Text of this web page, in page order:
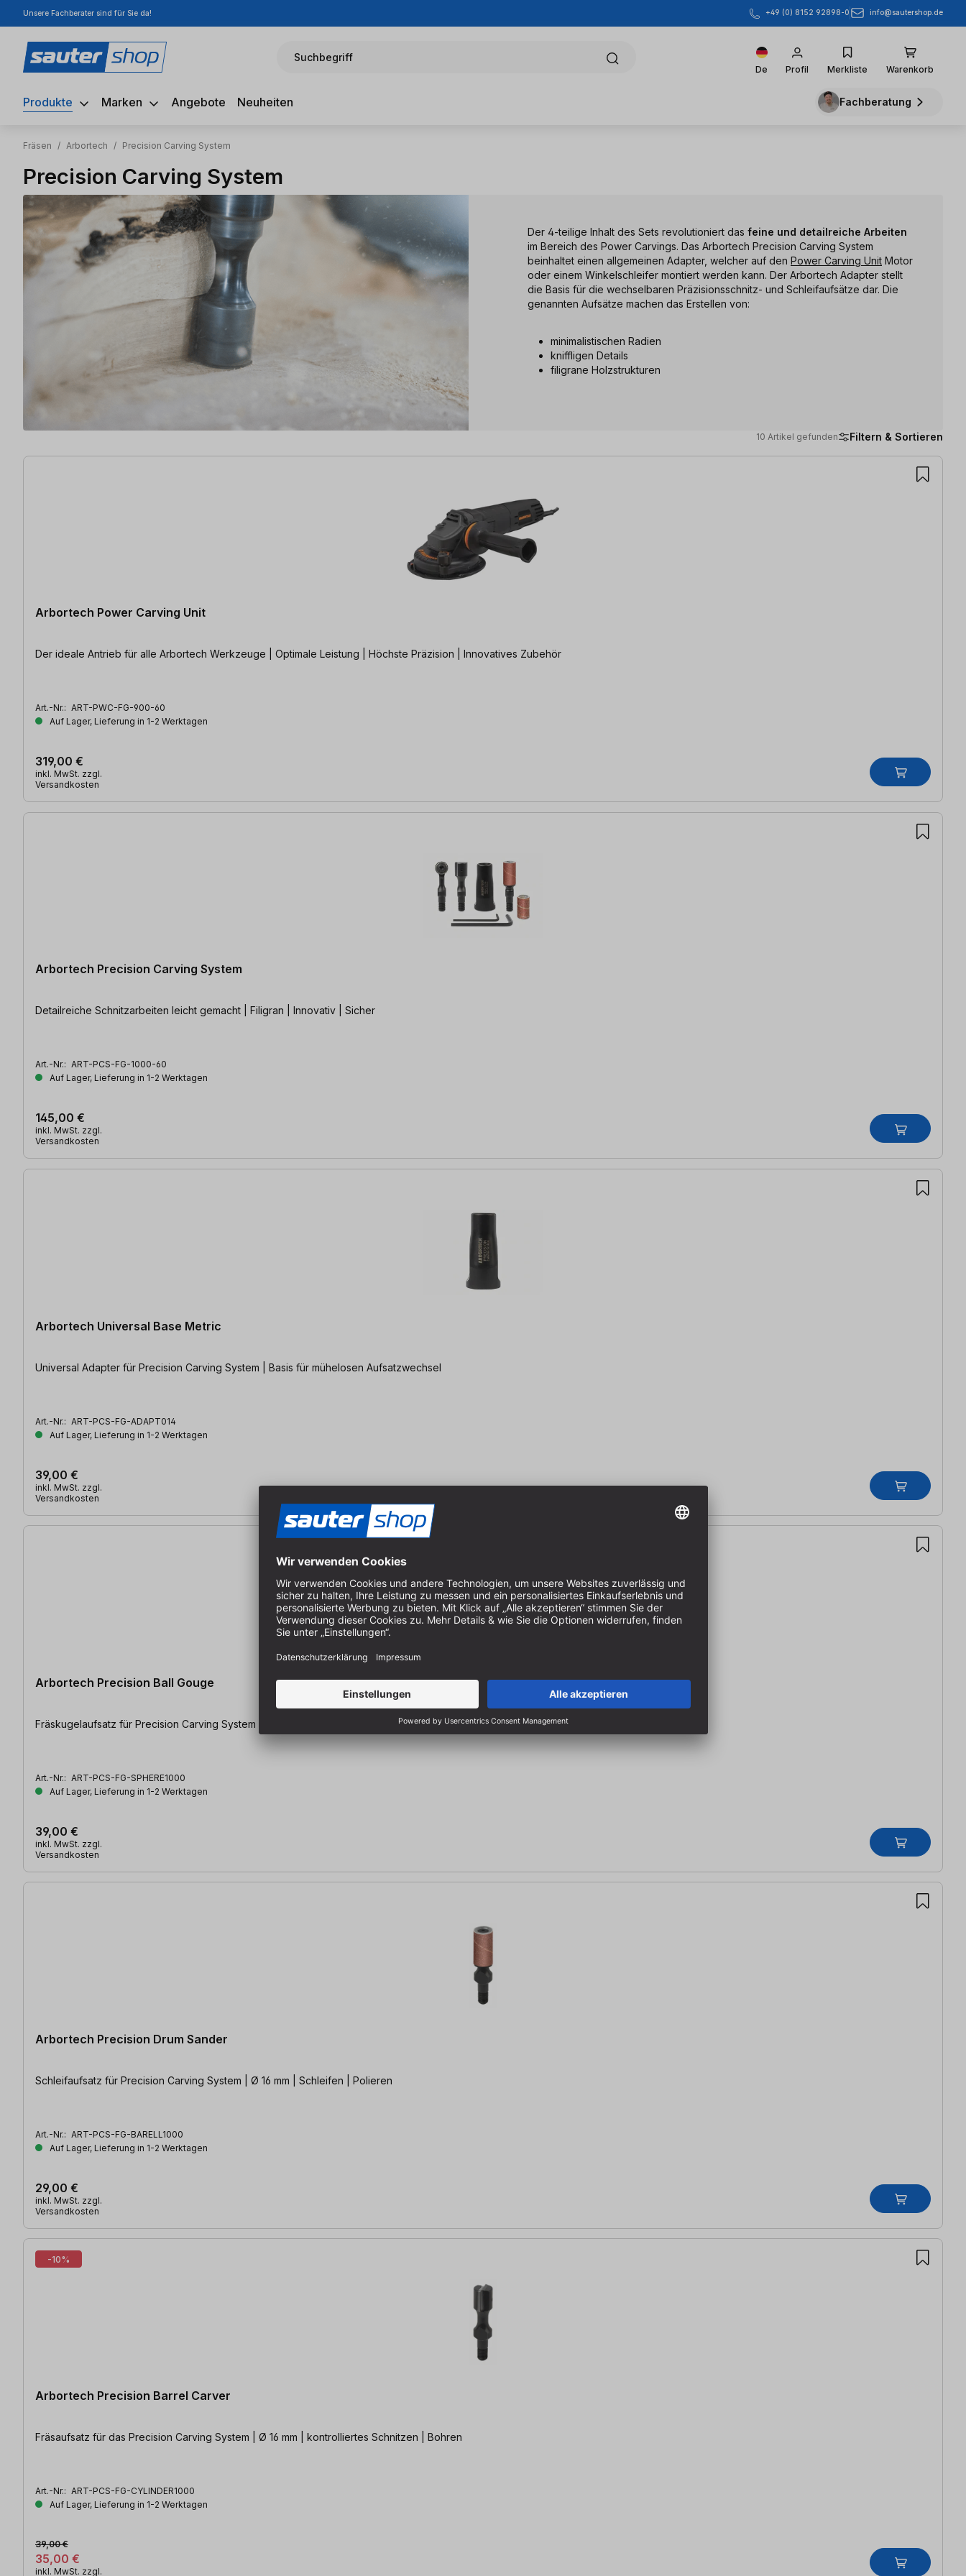
Hauptinhalt springen
Zur Suche springen
Zur Hauptnavigation springen
Unsere Fachberater sind für Sie da! +49 (0) 8152 92898-0 info@sautershop.de
Suchbegriff
De Profil Merkliste Warenkorb
Produkte Marken Angebote Neuheiten Fachberatung
Fräsen / Arbortech / Precision Carving System
Precision Carving System
Der 4-teilige Inhalt des Sets revolutioniert das feine und detailreiche Arbeiten
im Bereich des Power Carvings. Das Arbortech Precision Carving System
beinhaltet einen allgemeinen Adapter, welcher auf den Power Carving Unit Motor
oder einem Winkelschleifer montiert werden kann. Der Arbortech Adapter stellt
die Basis für die wechselbaren Präzisionsschnitz- und Schleifaufsätze dar. Die
genannten Aufsätze machen das Erstellen von:
minimalistischen Radien
kniffligen Details
filigrane Holzstrukturen
10 Artikel gefunden Filtern & Sortieren
10 Artikel gefunden
Arbortech Power Carving Unit
Der ideale Antrieb für alle Arbortech Werkzeuge | Optimale Leistung | Höchste Präzision | Innovatives Zubehör
Art.-Nr.: ART-PWC-FG-900-60
Auf Lager, Lieferung in 1-2 Werktagen
319,00 €
inkl. MwSt. zzgl.
Versandkosten
Arbortech Precision Carving System
Detailreiche Schnitzarbeiten leicht gemacht | Filigran | Innovativ | Sicher
Art.-Nr.: ART-PCS-FG-1000-60
Auf Lager, Lieferung in 1-2 Werktagen
145,00 €
inkl. MwSt. zzgl.
Versandkosten
Arbortech Universal Base Metric
Universal Adapter für Precision Carving System | Basis für mühelosen Aufsatzwechsel
Art.-Nr.: ART-PCS-FG-ADAPT014
Auf Lager, Lieferung in 1-2 Werktagen
39,00 €
inkl. MwSt. zzgl.
Versandkosten
Arbortech Precision Ball Gouge
Fräskugelaufsatz für Precision Carving System | Ø 15 mm | Vertiefungen | Aushöhlungen
Art.-Nr.: ART-PCS-FG-SPHERE1000
Auf Lager, Lieferung in 1-2 Werktagen
39,00 €
inkl. MwSt. zzgl.
Versandkosten
Arbortech Precision Drum Sander
Schleifaufsatz für Precision Carving System | Ø 16 mm | Schleifen | Polieren
Art.-Nr.: ART-PCS-FG-BARELL1000
Auf Lager, Lieferung in 1-2 Werktagen
29,00 €
inkl. MwSt. zzgl.
Versandkosten
-10%
Arbortech Precision Barrel Carver
Fräsaufsatz für das Precision Carving System | Ø 16 mm | kontrolliertes Schnitzen | Bohren
Art.-Nr.: ART-PCS-FG-CYLINDER1000
Auf Lager, Lieferung in 1-2 Werktagen
35,00 €
39,00 €
inkl. MwSt. zzgl.